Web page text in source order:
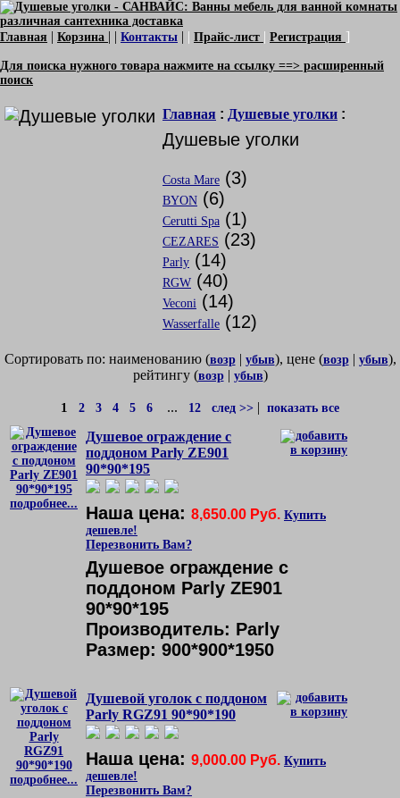
Главная | Корзина | | Контакты | | Прайс-лист | Регистрация ]
Для поиска нужного товара нажмите на ссылку ==> расширенный
поиск
Главная : Душевые уголки :
Душевые уголки
Costa Mare (3)
BYON (6)
Cerutti Spa (1)
CEZARES (23)
Parly (14)
RGW (40)
Veconi (14)
Wasserfalle (12)
Сортировать по: наименованию (возр| убыв), цене (возр| убыв),
рейтингу (возр| убыв)
1 2 3 4 5 6 ... 12 след >> | показать все
подробнее...
Душевое ограждение с
поддоном Parly ZE901
90*90*195
Наша цена: 8,650.00 Руб. Купить
дешевле!
Перезвонить Вам?
Душевое ограждение с
поддоном Parly ZE901
90*90*195
Производитель: Parly
Размер: 900*900*1950
подробнее...
Душевой уголок с поддоном
Parly RGZ91 90*90*190
Наша цена: 9,000.00 Руб. Купить
дешевле!
Перезвонить Вам?